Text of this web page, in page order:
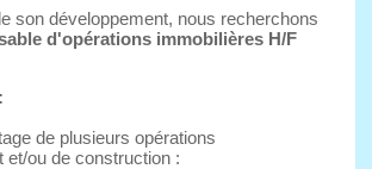
son développement, nous recherchons
d'opérations immobilières H/F
de plusieurs opérations
et/ou de construction :